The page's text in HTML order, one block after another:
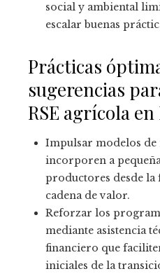
social y ambiental
escalar buenas
Prácticas
sugerencias
RSE agrícola
Impulsar modelos
incorporen a
productores desde la
cadena de valor.
Reforzar los
mediante asistencia
financiero que
iniciales de la